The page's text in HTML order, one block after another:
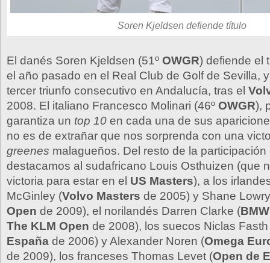
Soren Kjeldsen defiende título
El danés Soren Kjeldsen (51º OWGR) defiende el
el año pasado en el Real Club de Golf de Sevilla,
tercer triunfo consecutivo en Andalucía, tras el
2008. El italiano Francesco Molinari (46º OWGR),
garantiza un top 10 en cada una de sus
no es de extrañar que nos sorprenda con una
greenes malagueños. Del resto de la participación
destacamos al sudafricano Louis Osthuizen (que
victoria para estar en el US Masters), a los
McGinley (Volvo Masters de 2005) y Shane
Open de 2009), el norilandés Darren Clarke (
The KLM Open de 2008), los suecos Niclas Fasth
España de 2006) y Alexander Noren (Omega
de 2009), los franceses Thomas Levet (Open de